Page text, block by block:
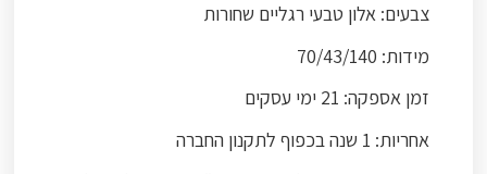
צבעים: אלון טבעי רגליים שחורות
מידות: 70/43/140
זמן אספקה: 21 ימי עסקים
אחריות: 1 שנה בכפוף לתקנון החברה